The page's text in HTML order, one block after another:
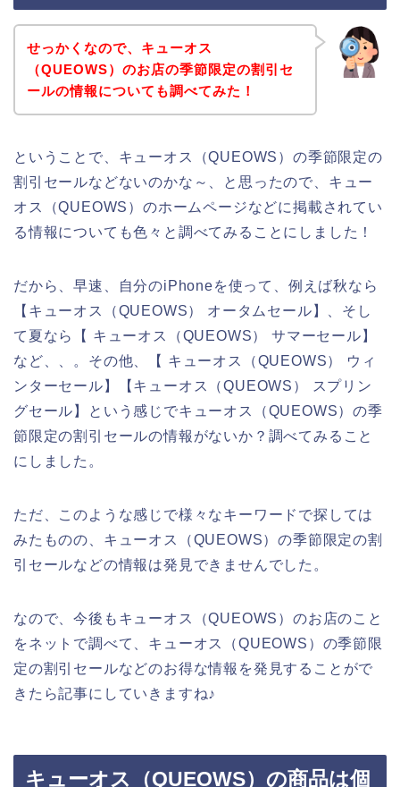
せっかくなので、キューオス
（QUEOWS）のお店の季節限定の割引セ
ールの情報についても調べてみた！
ということで、キューオス（QUEOWS）の季節限定の
割引セールなどないのかな～、と思ったので、キュー
オス（QUEOWS）のホームページなどに掲載されてい
る情報についても色々と調べてみることにしました！
だから、早速、自分のiPhoneを使って、例えば秋なら
【キューオス（QUEOWS） オータムセール】、そし
て夏なら【 キューオス（QUEOWS） サマーセール】
など、、。その他、【 キューオス（QUEOWS） ウィ
ンターセール】【キューオス（QUEOWS） スプリン
グセール】という感じでキューオス（QUEOWS）の季
節限定の割引セールの情報がないか？調べてみること
にしました。
ただ、このような感じで様々なキーワードで探しては
みたものの、キューオス（QUEOWS）の季節限定の割
引セールなどの情報は発見できませんでした。
なので、今後もキューオス（QUEOWS）のお店のこと
をネットで調べて、キューオス（QUEOWS）の季節限
定の割引セールなどのお得な情報を発見することがで
きたら記事にしていきますね♪
キューオス（QUEOWS）の商品は個